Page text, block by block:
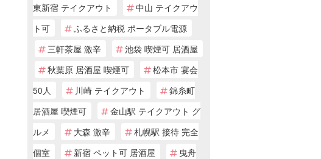
東新宿 テイクアウト
中山 テイクアウ
ト可
ふるさと納税 ポータブル電源
三軒茶屋 激辛
池袋 喫煙可 居酒屋
秋葉原 居酒屋 喫煙可
松本市 宴会
50人
川崎 テイクアウト
錦糸町
居酒屋 喫煙可
金山駅 テイクアウト グ
ルメ
大森 激辛
札幌駅 接待 完全
個室
新宿 ペット可 居酒屋
曳舟